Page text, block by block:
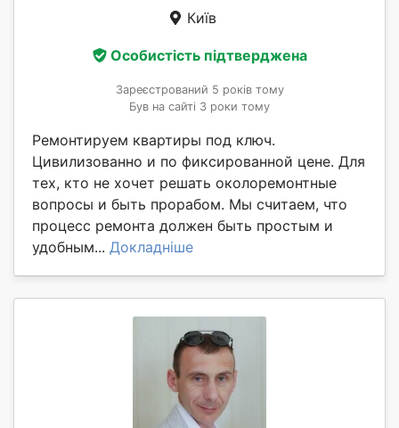
Київ
Особистість підтверджена
Зареєстрований 5 років тому
Був на сайті 3 роки тому
Ремонтируем квартиры под ключ.
Цивилизованно и по фиксированной цене. Для
тех, кто не хочет решать околоремонтные
вопросы и быть прорабом. Мы считаем, что
процесс ремонта должен быть простым и
удобным... Докладніше